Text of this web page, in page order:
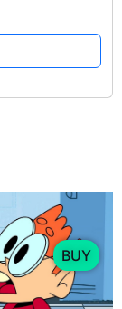
BUY